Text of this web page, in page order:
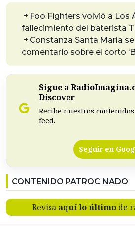
Foo Fighters volvió a Los
fallecimiento del baterista
Constanza Santa María
comentario sobre el corto
Sigue a
Discover
Recibe nuestros
feed.
Seguir en
CONTENIDO PATROCINADO
Revisa aquí lo últimode